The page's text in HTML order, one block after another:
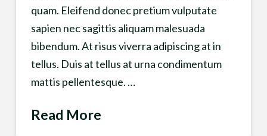
quam. Eleifend donec pretium vulputate
sapien nec sagittis aliquam malesuada
bibendum. At risus viverra adipiscing at in
tellus. Duis at tellus at urna condimentum
mattis pellentesque. …
Read More